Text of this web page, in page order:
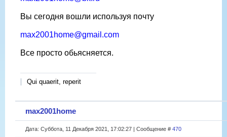
Вы сегодня вошли используя почту
max2001home@gmail.com
Все просто обьясняется.
Qui quaerit, reperit
max2001home
Дата: Суббота, 11 Декабря 2021, 17:02:27 | Сообщение # 470